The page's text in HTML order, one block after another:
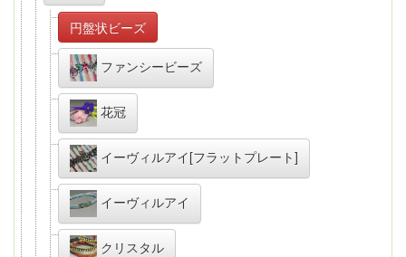
円盤状ビーズ
ファンシービーズ
花冠
イーヴィルアイ[フラットプレート]
イーヴィルアイ
クリスタル